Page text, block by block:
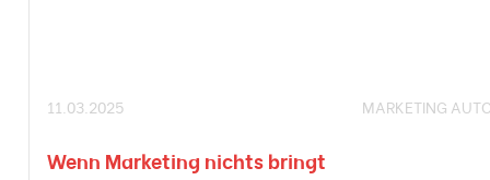
11.03.2025 MARKETING
Wenn Marketing nichts bringt